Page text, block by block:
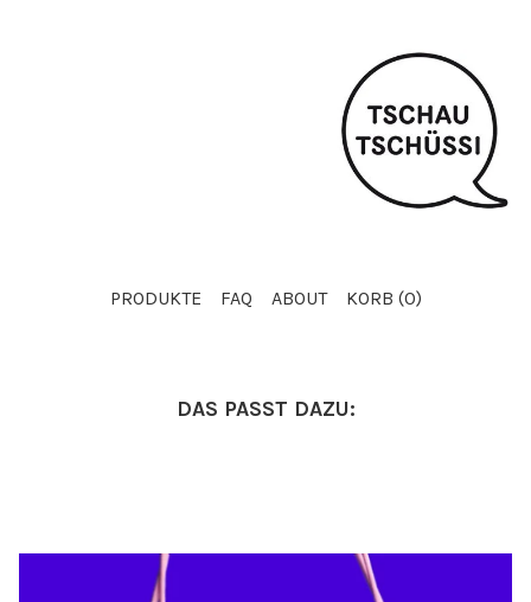
PRODUKTE FAQ ABOUT KORB (0)
DAS PASST DAZU: